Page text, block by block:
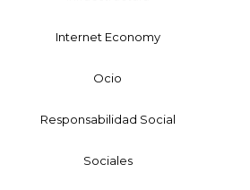
Internet Economy
Ocio
Responsabilidad Social
Sociales